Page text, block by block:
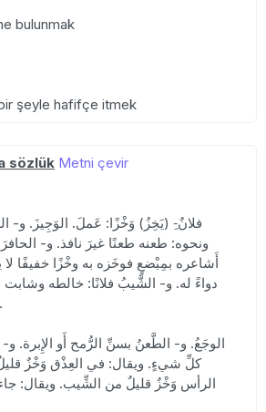
bulunmak
şeyle hafifçe itmek
sözlük Metni çevir
ونحوه: طعنه طعنًا غيرَ نافذ. و-
أَشاعره بمِبْضعٍ فوخَزه به وخْزًا خفيفًا
دواءً له. و- الشَّيبُ فلانًا: خالطه وشابت
وباقي الرأس أَسودُ.
كلِّ شيءٍ. ويقال: في العِذْق وَخْزٌ
الرأس وَخْزٌ قليلٌ من الشِّيب. ويقال: